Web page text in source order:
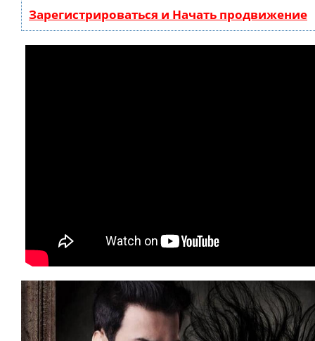
Зарегистрироваться и Начать продвижение